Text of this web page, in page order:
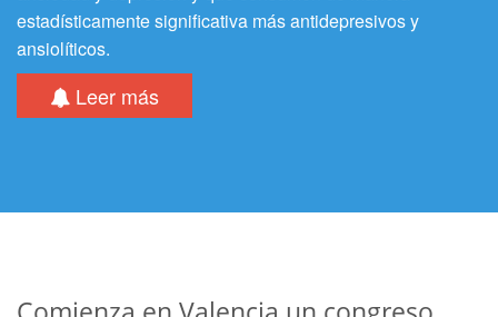
estadísticamente significativa más antidepresivos y
ansiolíticos.
Leer más